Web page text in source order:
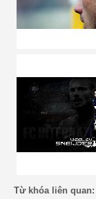
Từ khóa liên quan: